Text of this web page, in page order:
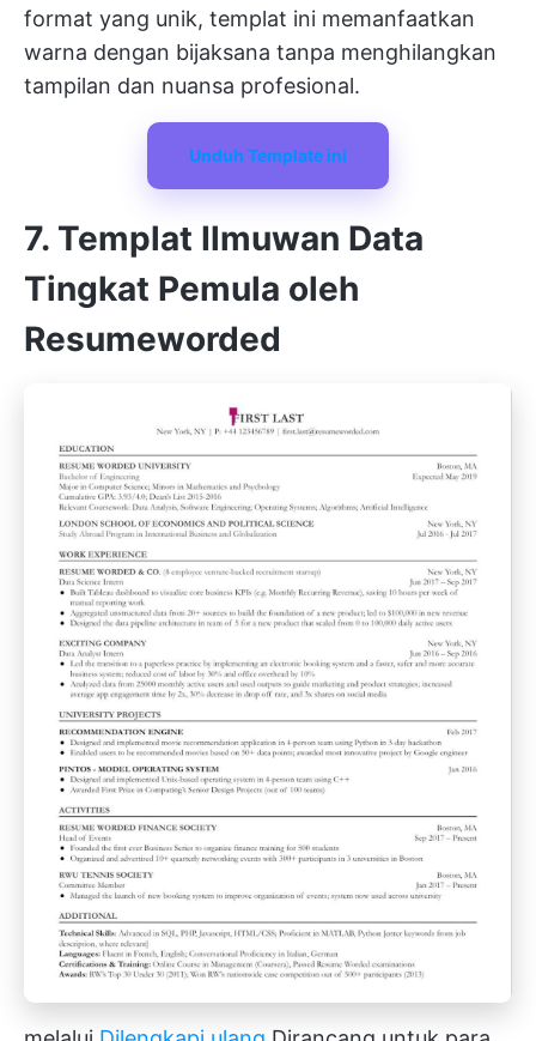
format yang unik, templat ini memanfaatkan
warna dengan bijaksana tanpa menghilangkan
tampilan dan nuansa profesional.
Unduh Template ini
7. Templat Ilmuwan Data
Tingkat Pemula oleh
Resumeworded